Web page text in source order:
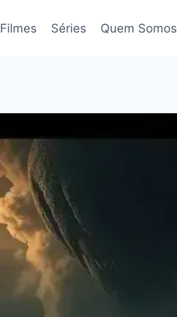
Filmes Séries Quem Somos